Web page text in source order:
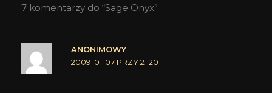
7 komentarzy do “Sage Onyx”
ANONIMOWY
2009-01-07 PRZY 21:20